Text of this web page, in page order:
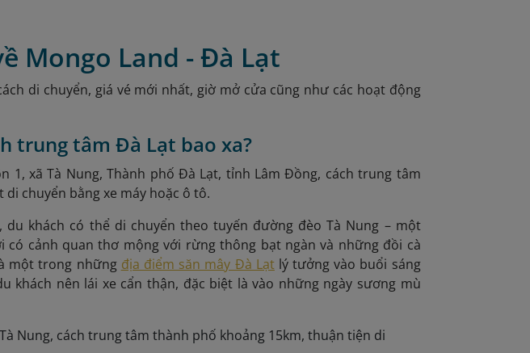
Mongo Land - Đà Lạt
di chuyển, giá vé mới nhất, giờ mở cửa cũng như các hoạt động
trung tâm Đà Lạt bao xa?
1, xã Tà Nung, Thành phố Đà Lạt, tỉnh Lâm Đồng, cách trung tâm
chuyển bằng xe máy hoặc ô tô.
khách có thể di chuyển theo tuyến đường đèo Tà Nung – một
cảnh quan thơ mộng với rừng thông bạt ngàn và những đồi cà
một trong những địa điểm săn mây Đà Lạtlý tưởng vào buổi sáng
khách nên lái xe cẩn thận, đặc biệt là vào những ngày sương mù